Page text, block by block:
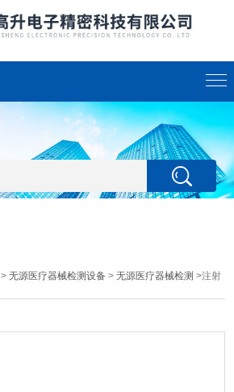
>无源医疗器械检测设备 >无源医疗器械检测 >注射